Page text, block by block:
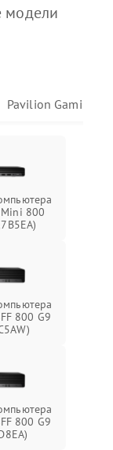
модели
Pavilion Gaming
800
800 G9
800 G9